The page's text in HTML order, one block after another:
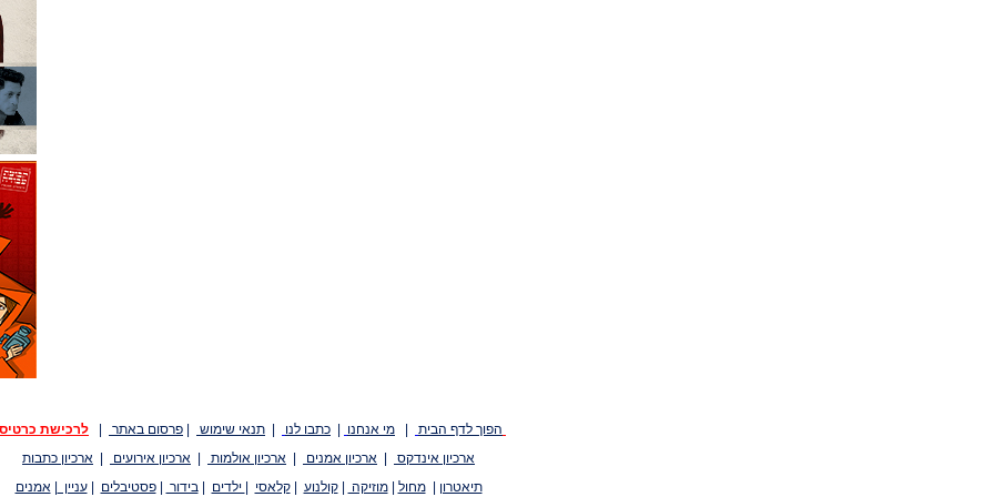
הפוך לדף הבית מי אנחנו כתבו לנו תנאי שימוש פרסום באתר
לרכישת
ארכיון אינדקס
ארכיון אמנים ארכיון אולמות ארכיון אירועים
ארכיון כתבות
תיאטרון
|מחול |מוזיקה |קולנוע |קלאסי ילדים |בידור |פסטיבלים |עניין |אמנים